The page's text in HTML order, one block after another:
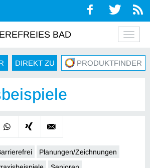
BAD
DIREKT ZU PRODUKTFINDER
Planungen/Zeichnungen